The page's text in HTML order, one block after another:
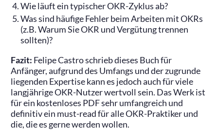
Wie läuft ein typischer OKR-Zyklus ab?
Was sind häufige Fehler beim Arbeiten mit OKRs
(z.B. Warum Sie OKR und Vergütung trennen
sollten)?
Fazit: Felipe Castro schrieb dieses Buch für
Anfänger, aufgrund des Umfangs und der zugrunde
liegenden Expertise kann es jedoch auch für viele
langjährige OKR-Nutzer wertvoll sein. Das Werk ist
für ein kostenloses PDF sehr umfangreich und
definitiv ein must-read für alle OKR-Praktiker und
die, die es gerne werden wollen.